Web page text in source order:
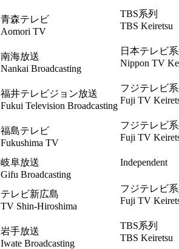
青森テレビ
Aomori TV
TBS系列
TBS Keiretsu
南海放送
Nankai Broadcasting
日本テレビ
Nippon TV
福井テレビジョン放送
Fukui Television Broadcasting
フジテレビ
Fuji TV
福島テレビ
Fukushima TV
フジテレビ
Fuji TV
岐阜放送
Gifu Broadcasting
Independent
テレビ新広島
TV Shin-Hiroshima
フジテレビ
Fuji TV
岩手放送
Iwate Broadcasting
TBS系列
TBS Keiretsu